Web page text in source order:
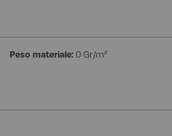
Peso materiale:0 Gr/m²